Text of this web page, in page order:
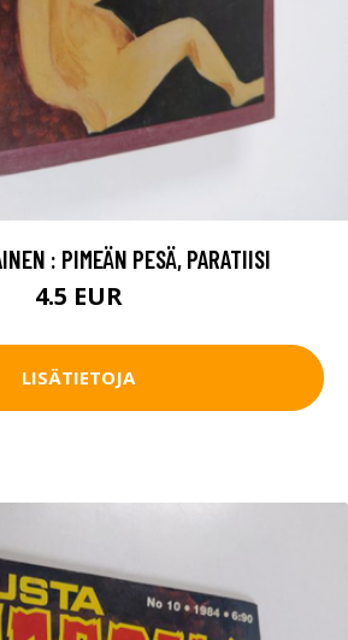
: PIMEÄN PESÄ, PARATIISI
4.5 EUR
LISÄTIETOJA